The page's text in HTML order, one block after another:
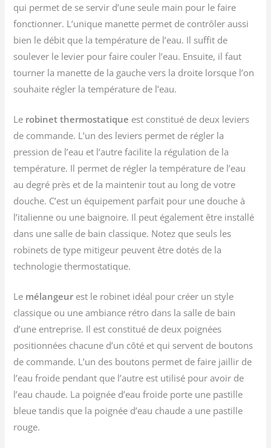
qui permet de se servir d’une seule main pour le faire
fonctionner. L’unique manette permet de contrôler aussi
bien le débit que la température de l’eau. Il suffit de
soulever le levier pour faire couler l’eau. Ensuite, il faut
tourner la manette de la gauche vers la droite lorsque l’on
souhaite régler la température de l’eau.
Le robinet thermostatique est constitué de deux leviers
de commande. L’un des leviers permet de régler la
pression de l’eau et l’autre facilite la régulation de la
température. Il permet de régler la température de l’eau
au degré près et de la maintenir tout au long de votre
douche. C’est un équipement parfait pour une douche à
l’italienne ou une baignoire. Il peut également être installé
dans une salle de bain classique. Notez que seuls les
robinets de type mitigeur peuvent être dotés de la
technologie thermostatique.
Le mélangeur est le robinet idéal pour créer un style
classique ou une ambiance rétro dans la salle de bain
d’une entreprise. Il est constitué de deux poignées
positionnées chacune d’un côté et qui servent de boutons
de commande. L’un des boutons permet de faire jaillir de
l’eau froide pendant que l’autre est utilisé pour avoir de
l’eau chaude. La poignée d’eau froide porte une pastille
bleue tandis que la poignée d’eau chaude a une pastille
rouge.